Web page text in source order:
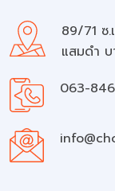
89/71 ซ.
แสมดำ
063-